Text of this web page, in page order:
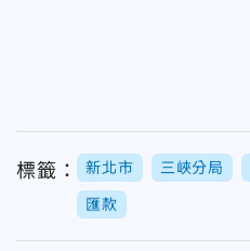
標籤： 新北市 三峽分局
匯款